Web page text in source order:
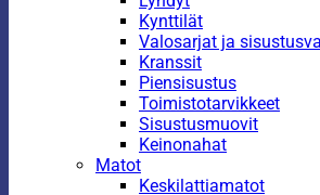
Kynttilät
Valosarjat ja
Kranssit
Piensisustus
Toimistotarvikkeet
Sisustusmuovit
Keinonahat
Matot
Keskilattiamatot